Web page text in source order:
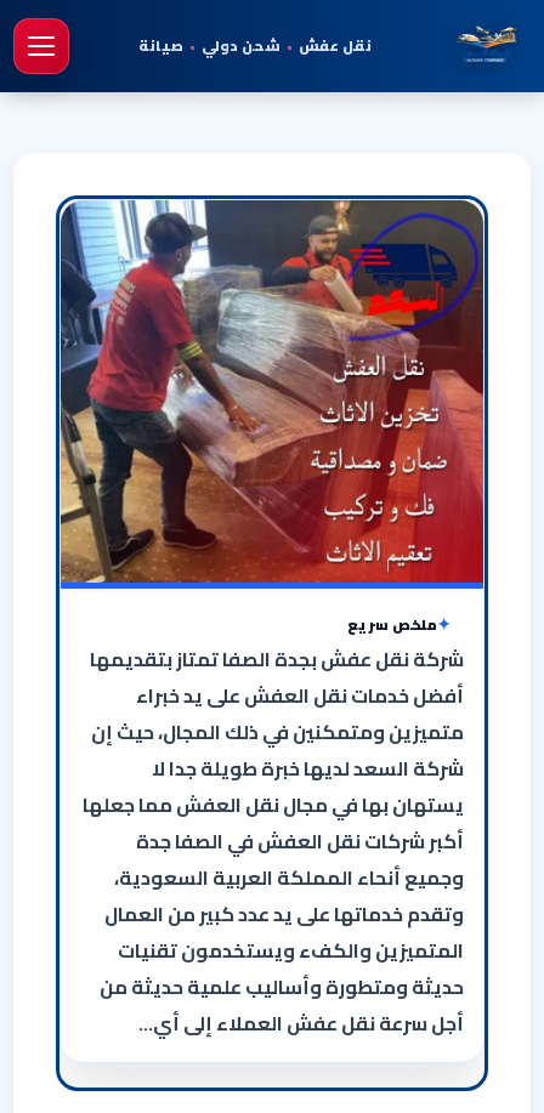
نقل عفش • شحن دولي • صيانة
ملخص سريع
شركة نقل عفش بجدة الصفا تمتاز بتقديمها
أفضل خدمات نقل العفش على يد خبراء
متميزين ومتمكنين في ذلك المجال، حيث إن
شركة السعد لديها خبرة طويلة جدا لا
يستهان بها في مجال نقل العفش مما جعلها
أكبر شركات نقل العفش في الصفا جدة
وجميع أنحاء المملكة العربية السعودية،
وتقدم خدماتها على يد عدد كبير من العمال
المتميزين والكفء ويستخدمون تقنيات
حديثة ومتطورة وأساليب علمية حديثة من
أجل سرعة نقل عفش العملاء إلى أي…